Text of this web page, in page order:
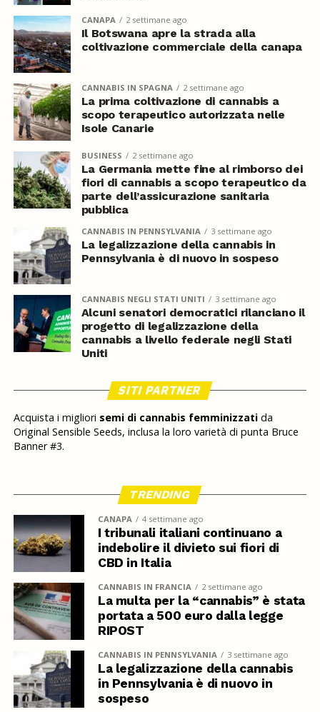
CANAPA 2 settimane ago
Il Botswana apre la strada alla
coltivazione commerciale della canapa
CANNABIS IN SPAGNA 2 settimane ago
La prima coltivazione di cannabis a
scopo terapeutico autorizzata nelle
Isole Canarie
BUSINESS 2 settimane ago
La Germania mette fine al rimborso dei
fiori di cannabis a scopo terapeutico da
parte dell’assicurazione sanitaria
pubblica
CANNABIS IN PENNSYLVANIA 3 settimane ago
La legalizzazione della cannabis in
Pennsylvania è di nuovo in sospeso
CANNABIS NEGLI STATI UNITI 3 settimane ago
Alcuni senatori democratici rilanciano il
progetto di legalizzazione della
cannabis a livello federale negli Stati
Uniti
SITI PARTNER
Acquista i migliori semi di cannabis femminizzatida
Original Sensible Seeds, inclusa la loro varietà di punta Bruce
Banner #3.
TRENDING
CANAPA 4 settimane ago
I tribunali italiani continuano a
indebolire il divieto sui fiori di
CBD in Italia
CANNABIS IN FRANCIA 2 settimane ago
La multa per la “cannabis” è stata
portata a 500 euro dalla legge
RIPOST
CANNABIS IN PENNSYLVANIA 3 settimane ago
La legalizzazione della cannabis
in Pennsylvania è di nuovo in
sospeso